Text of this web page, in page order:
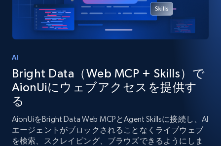
AI
Bright Data（Web MCP + Skills）で
AionUiにウェブアクセスを提供す
る
AionUiをBright Data Web MCPとAgent Skillsに接続し、AI
エージェントがブロックされることなくライブウェブ
を検索、スクレイピング、ブラウズできるようにしま